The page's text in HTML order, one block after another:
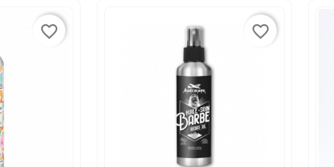
catégorie Huiles végétales Visage de
favorite_border favorite_border